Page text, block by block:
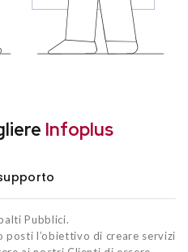
Infoplus
Pubblici.
posti l’obiettivo di creare servizi